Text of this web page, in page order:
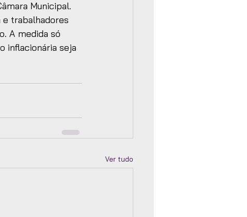
Municipal.
trabalhadores
A medida só
inflacionária seja
Ver tudo